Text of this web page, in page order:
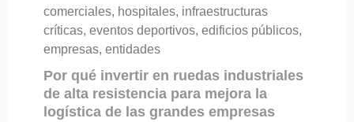
comerciales, hospitales, infraestructuras
críticas, eventos deportivos, edificios públicos,
empresas, entidades
Por qué invertir en ruedas industriales
de alta resistencia para mejora la
logística de las grandes empresas